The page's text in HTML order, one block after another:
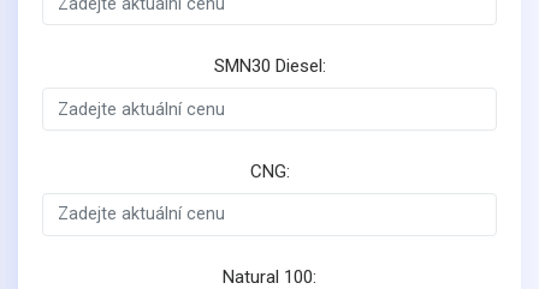
SMN30 Diesel:
CNG:
Natural 100: